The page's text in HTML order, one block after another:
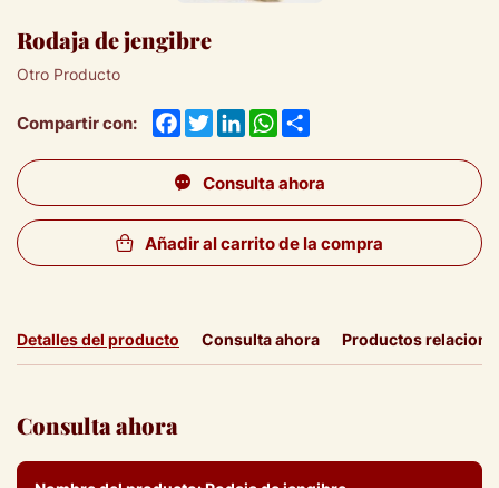
Rodaja de jengibre
Otro Producto
Compartir con: Facebook
TwitterLinkedInWhatsApp
Consulta ahora
Añadir al carrito de la compra
Detalles del producto Consulta ahora Productos
Consulta ahora